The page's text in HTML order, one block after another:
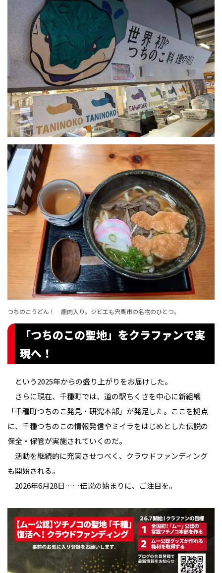
つちのこうどん！ 鹿肉入り。ジビエも宍粟市の名物のひとつ。
「つちのこの聖地」をクラファンで実
現へ！
という2025年からの盛り上がりをお届けした。
さらに現在、千種町では、道の駅ちくさを中心に新組織
「千種町つちのこ発見・研究本部」が発足した。ここを拠点
に、千種つちのこの情報発信やミイラをはじめとした伝説の
保全・保管が実施されていくのだ。
活動を継続的に充実させつべく、クラウドファンディング
も開始される。
2026年6月28日……伝説の始まりに、ご注目を。